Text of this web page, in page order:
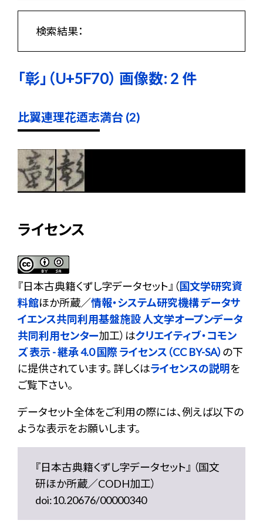
検索結果：
「彰」（U+5F70） 画像数: 2 件
比翼連理花迺志満台 (2)
ライセンス
『日本古典籍くずし字データセット 』（国文学研究資
料館ほか所蔵／情報・システム研究機構 データサ
イエンス共同利用基盤施設 人文学オープンデータ
共同利用センター加工）はクリエイティブ・コモン
ズ 表示 - 継承 4.0 国際 ライセンス（CC BY-SA） の下
に提供されています。 詳しくはライセンスの説明を
ご覧下さい。
データセット全体をご利用の際には、例えば以下の
ような表示をお願いします。
『日本古典籍くずし字データセット』 （国文
研ほか所蔵／CODH加工）
doi:10.20676/00000340